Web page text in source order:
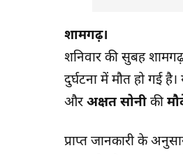
शामगढ़।
शनिवार की सुबह
दुर्घटना में मौत हो गई
और अक्षत सोनी की
प्राप्त जानकारी के